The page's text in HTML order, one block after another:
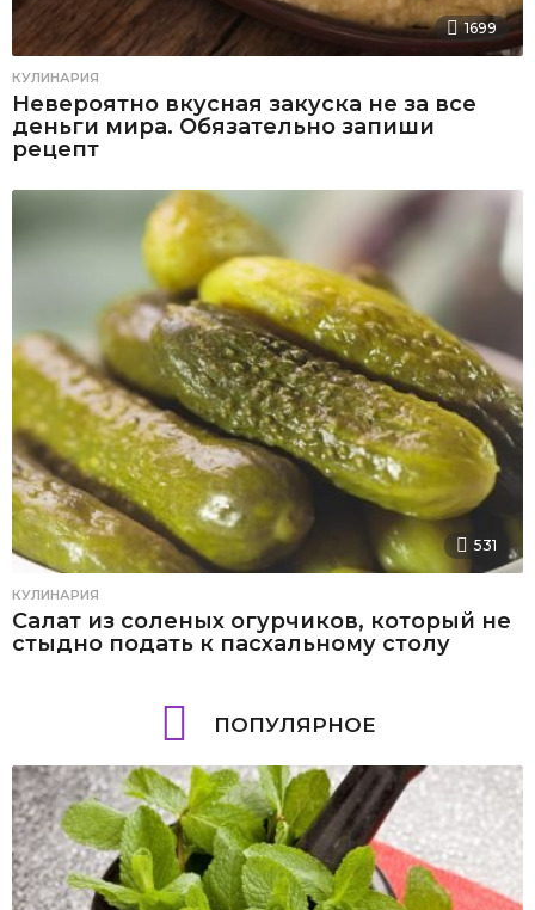
1699
КУЛИНАРИЯ
Невероятно вкусная закуска не за все
деньги мира. Обязательно запиши
рецепт
531
КУЛИНАРИЯ
Салат из соленых огурчиков, который не
стыдно подать к пасхальному столу
ПОПУЛЯРНОЕ